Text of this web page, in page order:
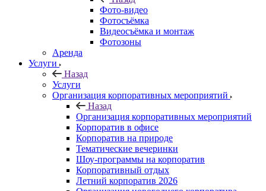
Фото-видео
Фотосъёмка
Видеосъёмка и монтаж
Фотозоны
Аренда
Услуги
Назад
Услуги
Организация корпоративных мероприятий
Назад
Организация корпоративных мероприятий
Корпоратив в офисе
Корпоратив на природе
Тематические вечеринки
Шоу-программы на корпоратив
Корпоративный отдых
Летний корпоратив 2026